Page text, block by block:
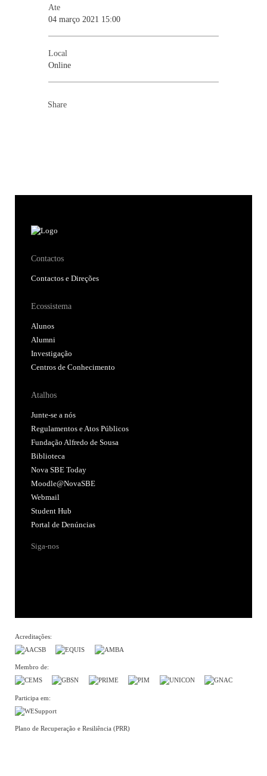
Ate
04 março 2021 15:00
Local
Online
Share
Contactos
Contactos e Direções
Ecossistema
Alunos
Alumni
Investigação
Centros de Conhecimento
Atalhos
Junte-se a nós
Regulamentos e Atos Públicos
Fundação Alfredo de Sousa
Biblioteca
Nova SBE Today
Moodle@NovaSBE
Webmail
Student Hub
Portal de Denúncias
Siga-nos
Acreditações:
Membro de:
Participa em:
Plano de Recuperação e Resiliência (PRR)